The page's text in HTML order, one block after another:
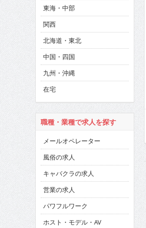
東海・中部
関西
北海道・東北
中国・四国
九州・沖縄
在宅
職種・業種で求人を探す
メールオペレーター
風俗の求人
キャバクラの求人
営業の求人
パワフルワーク
ホスト・モデル・AV